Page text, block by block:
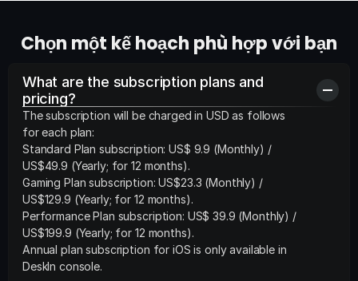
Chọn một kế hoạch phù hợp với bạn
What are the subscription plans and
pricing?
The subscription will be charged in USD as follows
for each plan:
Standard Plan subscription: US$ 9.9 (Monthly) /
US$49.9 (Yearly; for 12 months).
Gaming Plan subscription: US$23.3 (Monthly) /
US$129.9 (Yearly; for 12 months).
Performance Plan subscription: US$ 39.9 (Monthly) /
US$199.9 (Yearly; for 12 months).
Annual plan subscription for iOS is only available in
DeskIn console.